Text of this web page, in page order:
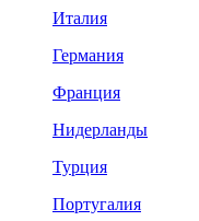
Италия
Германия
Франция
Нидерланды
Турция
Португалия